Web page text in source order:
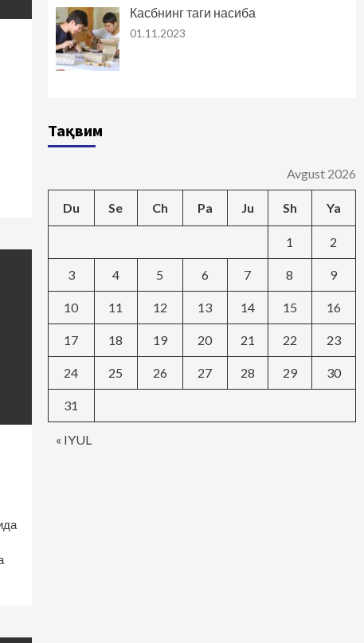
Касбнинг таги насиба
01.11.2023
Тақвим
Avgust 2026
Du Se Ch Pa Ju Sh Ya
« IYUL
1 2
3 4 5 6 7 8 9
10 11 12 13 14 15 16
17 18 19 20 21 22 23
24 25 26 27 28 29 30
31